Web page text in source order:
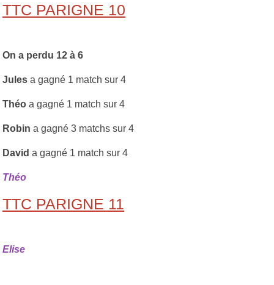
TTC PARIGNE 10
On a perdu 12 à 6
Jules a gagné 1 match sur 4
Théo a gagné 1 match sur 4
Robin a gagné 3 matchs sur 4
David a gagné 1 match sur 4
Théo
TTC PARIGNE 11
Elise